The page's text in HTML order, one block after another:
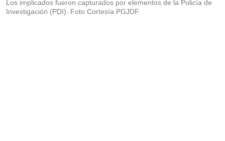
Los implicados fueron capturados por elementos de la Policía de
Investigación (PDI). Foto Cortesía PGJDF